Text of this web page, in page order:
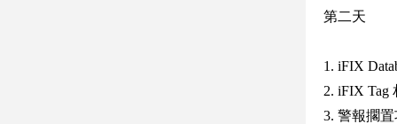
第二天
1. iFIX
2. iFIX Tag
3. 警報擱